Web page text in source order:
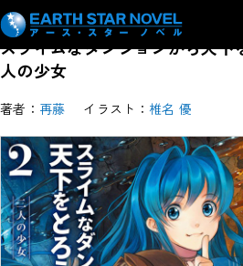
スライムなダンジョンから天下
人の少女
著者： 再藤 イラスト： 椎名 優